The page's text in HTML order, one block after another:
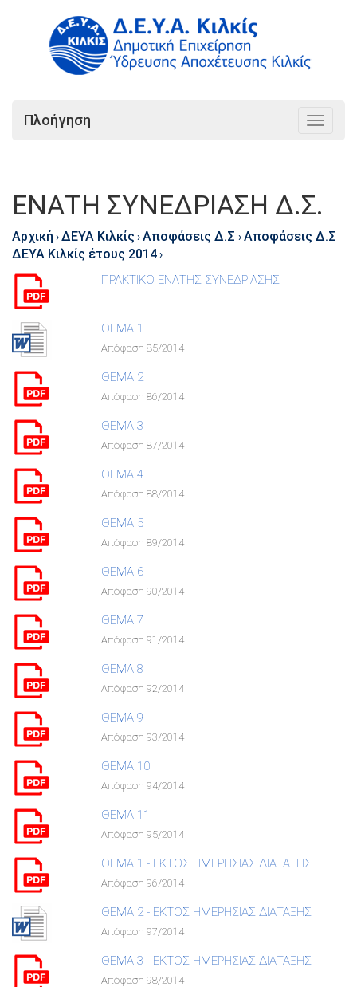
Toggle
Πλοήγηση
ΕΝΑΤΗ ΣΥΝΕΔΡΙΑΣΗ Δ.Σ.
Αρχική ›ΔΕΥΑ Κιλκίς ›Αποφάσεις Δ.Σ ›Αποφάσεις Δ.Σ
ΔΕΥΑ Κιλκίς έτους 2014›
ΠΡΑΚΤΙΚΟ ΕΝΑΤΗΣ ΣΥΝΕΔΡΙΑΣΗΣ
ΘΕΜΑ 1
Απόφαση 85/2014
ΘΕΜΑ 2
Απόφαση 86/2014
ΘΕΜΑ 3
Απόφαση 87/2014
ΘΕΜΑ 4
Απόφαση 88/2014
ΘΕΜΑ 5
Απόφαση 89/2014
ΘΕΜΑ 6
Απόφαση 90/2014
ΘΕΜΑ 7
Απόφαση 91/2014
ΘΕΜΑ 8
Απόφαση 92/2014
ΘΕΜΑ 9
Απόφαση 93/2014
ΘΕΜΑ 10
Απόφαση 94/2014
ΘΕΜΑ 11
Απόφαση 95/2014
ΘΕΜΑ 1 - ΕΚΤΟΣ ΗΜΕΡΗΣΙΑΣ ΔΙΑΤΑΞΗΣ
Απόφαση 96/2014
ΘΕΜΑ 2 - ΕΚΤΟΣ ΗΜΕΡΗΣΙΑΣ ΔΙΑΤΑΞΗΣ
Απόφαση 97/2014
ΘΕΜΑ 3 - ΕΚΤΟΣ ΗΜΕΡΗΣΙΑΣ ΔΙΑΤΑΞΗΣ
Απόφαση 98/2014